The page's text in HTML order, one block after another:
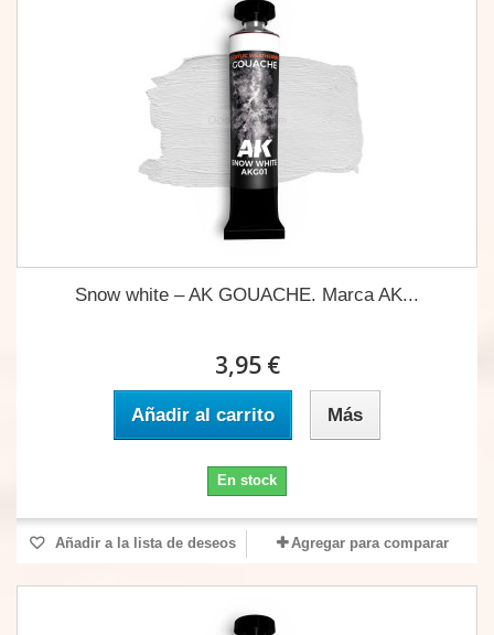
Snow white – AK GOUACHE. Marca AK...
3,95 €
Añadir al carrito Más
En stock
Añadir a la lista de deseos Agregar para comparar